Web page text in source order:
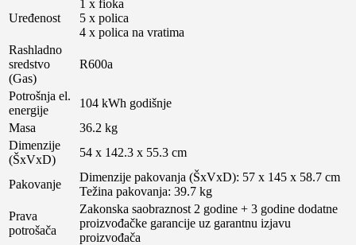
Uređenost
1 x fioka
5 x polica
4 x polica na vratima
Rashladno
sredstvo
(Gas)
R600a
Potrošnja el.
energije
104 kWh godišnje
Masa
36.2 kg
Dimenzije
(ŠxVxD)
54 x 142.3 x 55.3 cm
Pakovanje
Dimenzije pakovanja (ŠxVxD): 57 x 145 x 58.7 cm
Težina pakovanja: 39.7 kg
Prava
potrošača
Zakonska saobraznost 2 godine + 3 godine dodatne
proizvođačke garancije uz garantnu izjavu
proizvođača